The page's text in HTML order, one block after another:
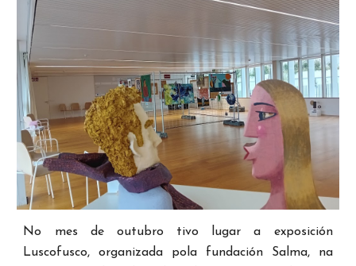
No mes de outubro tivo lugar a exposición
Luscofusco, organizada pola fundación Salma, na